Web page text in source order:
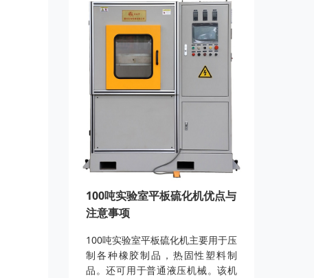
100吨实验室平板硫化机优点与
注意事项
100吨实验室平板硫化机主要用于压
制各种橡胶制品，热固性塑料制
品。还可用于普通液压机械。该机